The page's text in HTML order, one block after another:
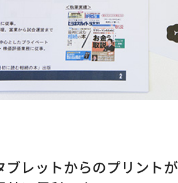
ブレットからのプリントが